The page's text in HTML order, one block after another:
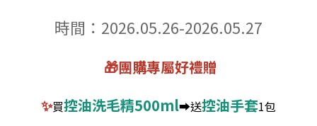
時間：2026.05.26-2026.05.27
🎁團購專屬好禮贈
✨買控油洗毛精500ml➡️送控油手套1包